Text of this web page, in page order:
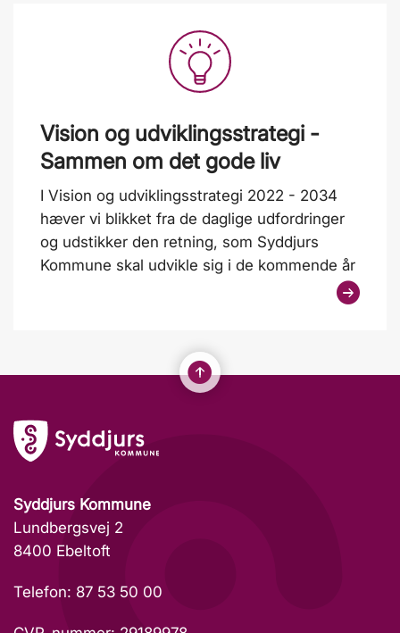
Vision og udviklingsstrategi -
Sammen om det gode liv
I Vision og udviklingsstrategi 2022 - 2034
hæver vi blikket fra de daglige udfordringer
og udstikker den retning, som Syddjurs
Kommune skal udvikle sig i de kommende år
Syddjurs Kommune
Lundbergsvej 2
8400 Ebeltoft
Telefon: 87 53 50 00